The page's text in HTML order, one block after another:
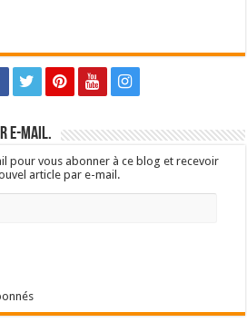
e-mail.
pour vous abonner à ce blog et recevoir
article par e-mail.